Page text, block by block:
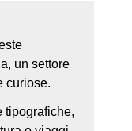
un settore
curiose.
tipografiche,